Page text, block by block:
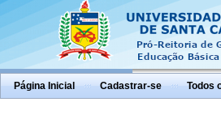
Página Inicial
Cadastrar-se Todos